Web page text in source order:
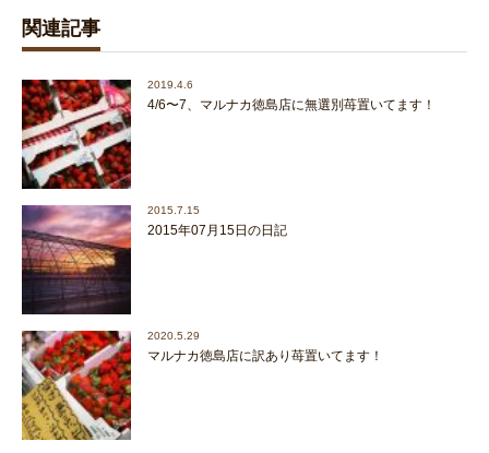
関連記事
2019.4.6
4/6〜7、マルナカ徳島店に無選別苺置いてます！
2015.7.15
2015年07月15日の日記
2020.5.29
マルナカ徳島店に訳あり苺置いてます！